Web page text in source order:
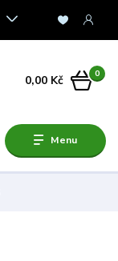
Menu
0
0,00 Kč